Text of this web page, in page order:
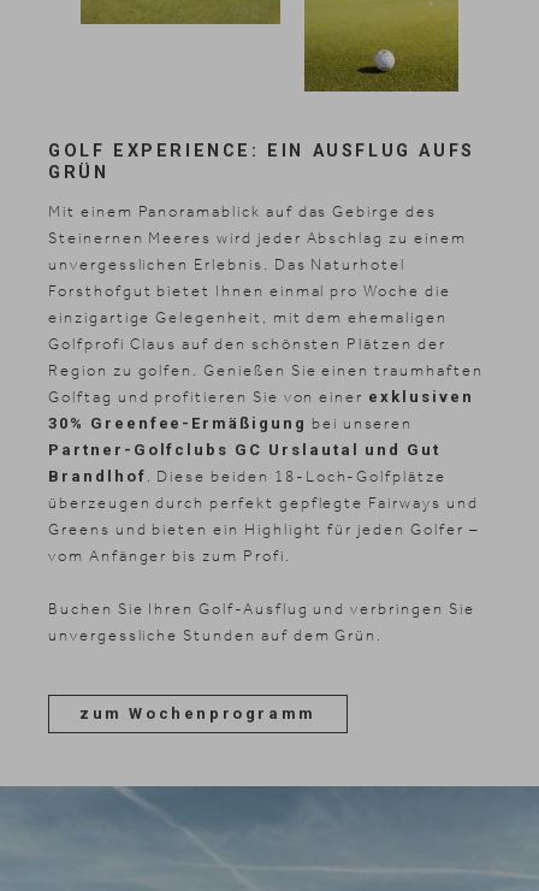
GOLF EXPERIENCE: EIN AUSFLUG AUFS
GRÜN
Mit einem Panoramablick auf das Gebirge des
Steinernen Meeres wird jeder Abschlag zu einem
unvergesslichen Erlebnis. Das Naturhotel
Forsthofgut bietet Ihnen einmal pro Woche die
einzigartige Gelegenheit, mit dem ehemaligen
Golfprofi Claus auf den schönsten Plätzen der
Region zu golfen. Genießen Sie einen traumhaften
Golftag und profitieren Sie von einer exklusiven
30% Greenfee-Ermäßigung bei unseren
Partner-Golfclubs GC Urslautal und Gut
Brandlhof . Diese beiden 18-Loch-Golfplätze
überzeugen durch perfekt gepflegte Fairways und
Greens und bieten ein Highlight für jeden Golfer –
vom Anfänger bis zum Profi.
Buchen Sie Ihren Golf-Ausflug und verbringen Sie
unvergessliche Stunden auf dem Grün.
zum Wochenprogramm